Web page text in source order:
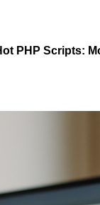
PHP Scripts: